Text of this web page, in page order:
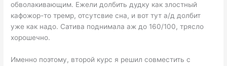
обволакивающим. Ежели долбить дудку как злостный
кафожор-то тремр, отсутсвие сна, и вот тут а/д долбит
уже как надо. Сатива поднимала аж до 160/100, трясло
хорошечно.
Именно поэтому, второй курс я решил совместить с